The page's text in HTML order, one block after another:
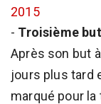
2015
- Troisième
Après son but
jours plus tard
marqué pour